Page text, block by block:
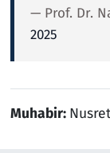
— Prof. Dr.
2025
Muhabir: